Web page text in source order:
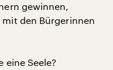
gewinnen,
den Bürgerinnen
eine Seele?